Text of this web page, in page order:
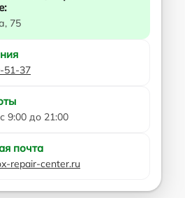
75
51-37
9:00 до 21:00
почта
repair-center.ru